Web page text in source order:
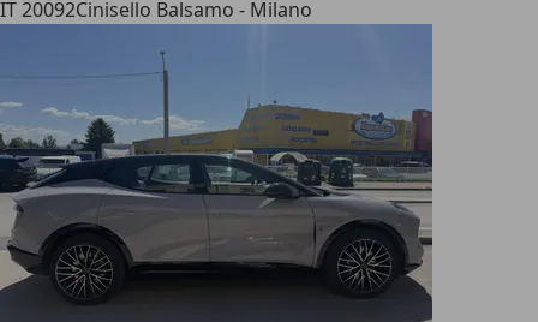
IT 20092Cinisello Balsamo - Milano